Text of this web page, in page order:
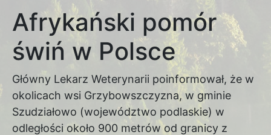
Afrykański pomór
świń w Polsce
Główny Lekarz Weterynarii poinformował, że w
okolicach wsi Grzybowszczyzna, w gminie
Szudziałowo (województwo podlaskie) w
odległości około 900 metrów od granicy z